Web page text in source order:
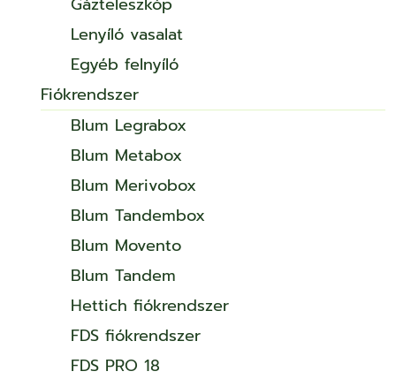
Lenyíló vasalat
Egyéb felnyíló
Fiókrendszer
Blum Legrabox
Blum Metabox
Blum Merivobox
Blum Tandembox
Blum Movento
Blum Tandem
Hettich fiókrendszer
FDS fiókrendszer
FDS PRO 18